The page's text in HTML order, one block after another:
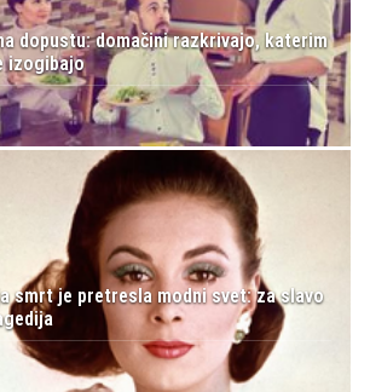
dopustu: domačini razkrivajo, katerim
izogibajo
smrt je pretresla modni svet: za slavo